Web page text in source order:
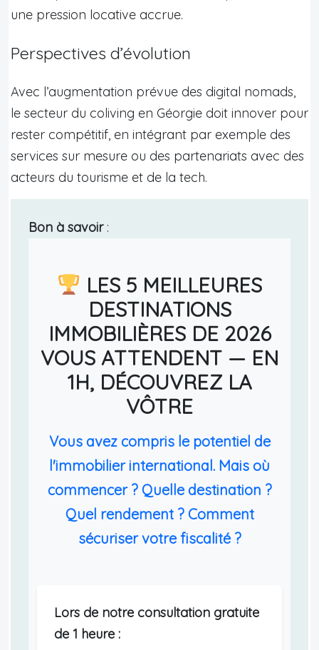
une pression locative accrue.
Perspectives d’évolution
Avec l’augmentation prévue des digital nomads,
le secteur du coliving en Géorgie doit innover pour
rester compétitif, en intégrant par exemple des
services sur mesure ou des partenariats avec des
acteurs du tourisme et de la tech.
Bon à savoir:
LES 5 MEILLEURES
DESTINATIONS
IMMOBILIÈRES DE 2026
VOUS ATTENDENT — EN
1H, DÉCOUVREZ LA
VÔTRE
Vous avez compris le potentiel de
l'immobilier international. Mais où
commencer ? Quelle destination ?
Quel rendement ? Comment
sécuriser votre fiscalité ?
Lors de notre consultation gratuite
de 1 heure :